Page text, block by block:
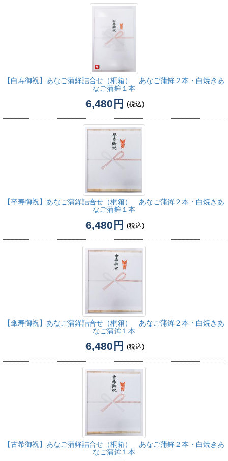
【白寿御祝】 あなご蒲鉾詰合せ（桐箱） あなご蒲鉾２本・白焼きあ
なご蒲鉾１本
6,480円 (税込)
【卒寿御祝】 あなご蒲鉾詰合せ（桐箱） あなご蒲鉾２本・白焼きあ
なご蒲鉾１本
6,480円 (税込)
【傘寿御祝】 あなご蒲鉾詰合せ（桐箱） あなご蒲鉾２本・白焼きあ
なご蒲鉾１本
6,480円 (税込)
【古希御祝】 あなご蒲鉾詰合せ（桐箱） あなご蒲鉾２本・白焼きあ
なご蒲鉾１本